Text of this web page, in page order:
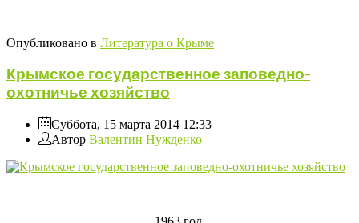
Опубликовано в Литература о Крыме
Крымское государственное заповедно-
охотничье хозяйство
Суббота, 15 марта 2014 12:33
Автор Валентин Нужденко